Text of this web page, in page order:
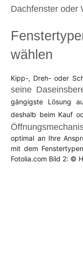
Dachfenster oder
wählen
Kipp-, Dreh- oder
seine
gängigste Lösung
deshalb beim Kauf
optimal an Ihre
mit dem
Fotolia.com Bild 2: ©